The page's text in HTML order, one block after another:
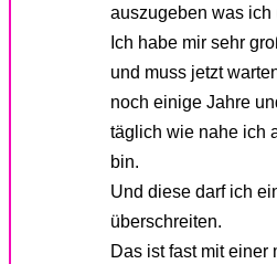
auszugeben was ich
Ich habe mir sehr
und muss jetzt
noch einige Jahre
täglich wie nahe ich
bin.
Und diese darf ich
überschreiten.
Das ist fast mit einer